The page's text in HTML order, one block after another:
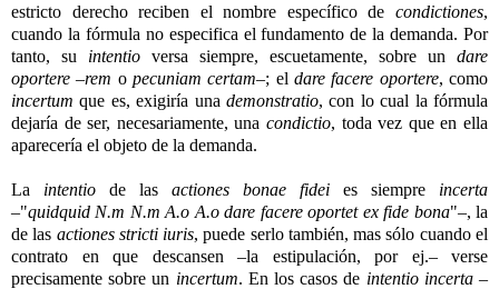
estricto derecho reciben el nombre específico de condictiones,
cuando la fórmula no especifica el fundamento de la demanda. Por
tanto, su intentio versa siempre, escuetamente, sobre un dare
oportere –rem opecuniam certam–; eldare facere oportere, como
incertum que es, exigiría una demonstratio, con lo cual la fórmula
dejaría de ser, necesariamente, una condictio, toda vez que en ella
aparecería el objeto de la demanda.
La intentio de las actiones bonae fidei es siempre incerta
–"quidquid N.m N.m A.o A.o dare facere oportet ex fide bona"–, la
de las actiones stricti iuris, puede serlo también, mas sólo cuando el
contrato en que descansen –la estipulación, por ej.– verse
precisamente sobre un incertum. En los casos de intentio incerta–